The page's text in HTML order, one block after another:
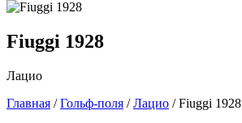
Fiuggi 1928
Лацио
Главная / Гольф-поля / Лацио / Fiuggi 1928